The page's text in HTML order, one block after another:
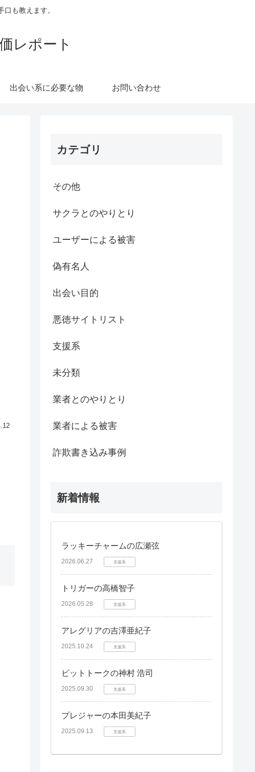
も教えます。
レポート
出会い系に必要な物 お問い合わせ
カテゴリ
その他
サクラとのやりとり
ユーザーによる被害
偽有名人
出会い目的
悪徳サイトリスト
支援系
未分類
業者とのやりとり
業者による被害
詐欺書き込み事例
新着情報
ラッキーチャームの広瀬弦
2026.06.27 支援系
トリガーの高橋智子
2026.05.28 支援系
アレグリアの吉澤亜紀子
2025.10.24 支援系
ビットトークの神村 浩司
2025.09.30 支援系
プレジャーの本田美紀子
2025.09.13 支援系